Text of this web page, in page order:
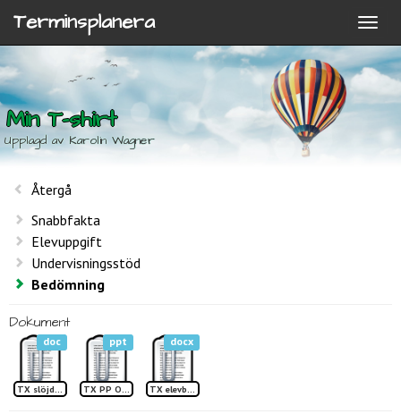
Terminsplanera
Min T-shirt
Upplagd av Karolin Wagner
Återgå
Snabbfakta
Elevuppgift
Undervisningsstöd
Bedömning
Dokument
doc
TX slöjdrappot min T-shirt
ppt
TX PP Olika symboler
docx
TX elevbok Min T-shirt